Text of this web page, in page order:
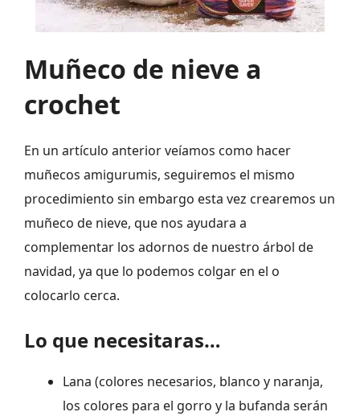
Muñeco de nieve a
crochet
En un artículo anterior veíamos como hacer
muñecos amigurumis, seguiremos el mismo
procedimiento sin embargo esta vez crearemos un
muñeco de nieve, que nos ayudara a
complementar los adornos de nuestro árbol de
navidad, ya que lo podemos colgar en el o
colocarlo cerca.
Lo que necesitaras…
Lana (colores necesarios, blanco y naranja,
los colores para el gorro y la bufanda serán